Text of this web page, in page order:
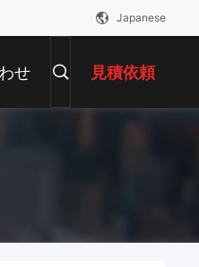
Japanese
せ 見積依頼